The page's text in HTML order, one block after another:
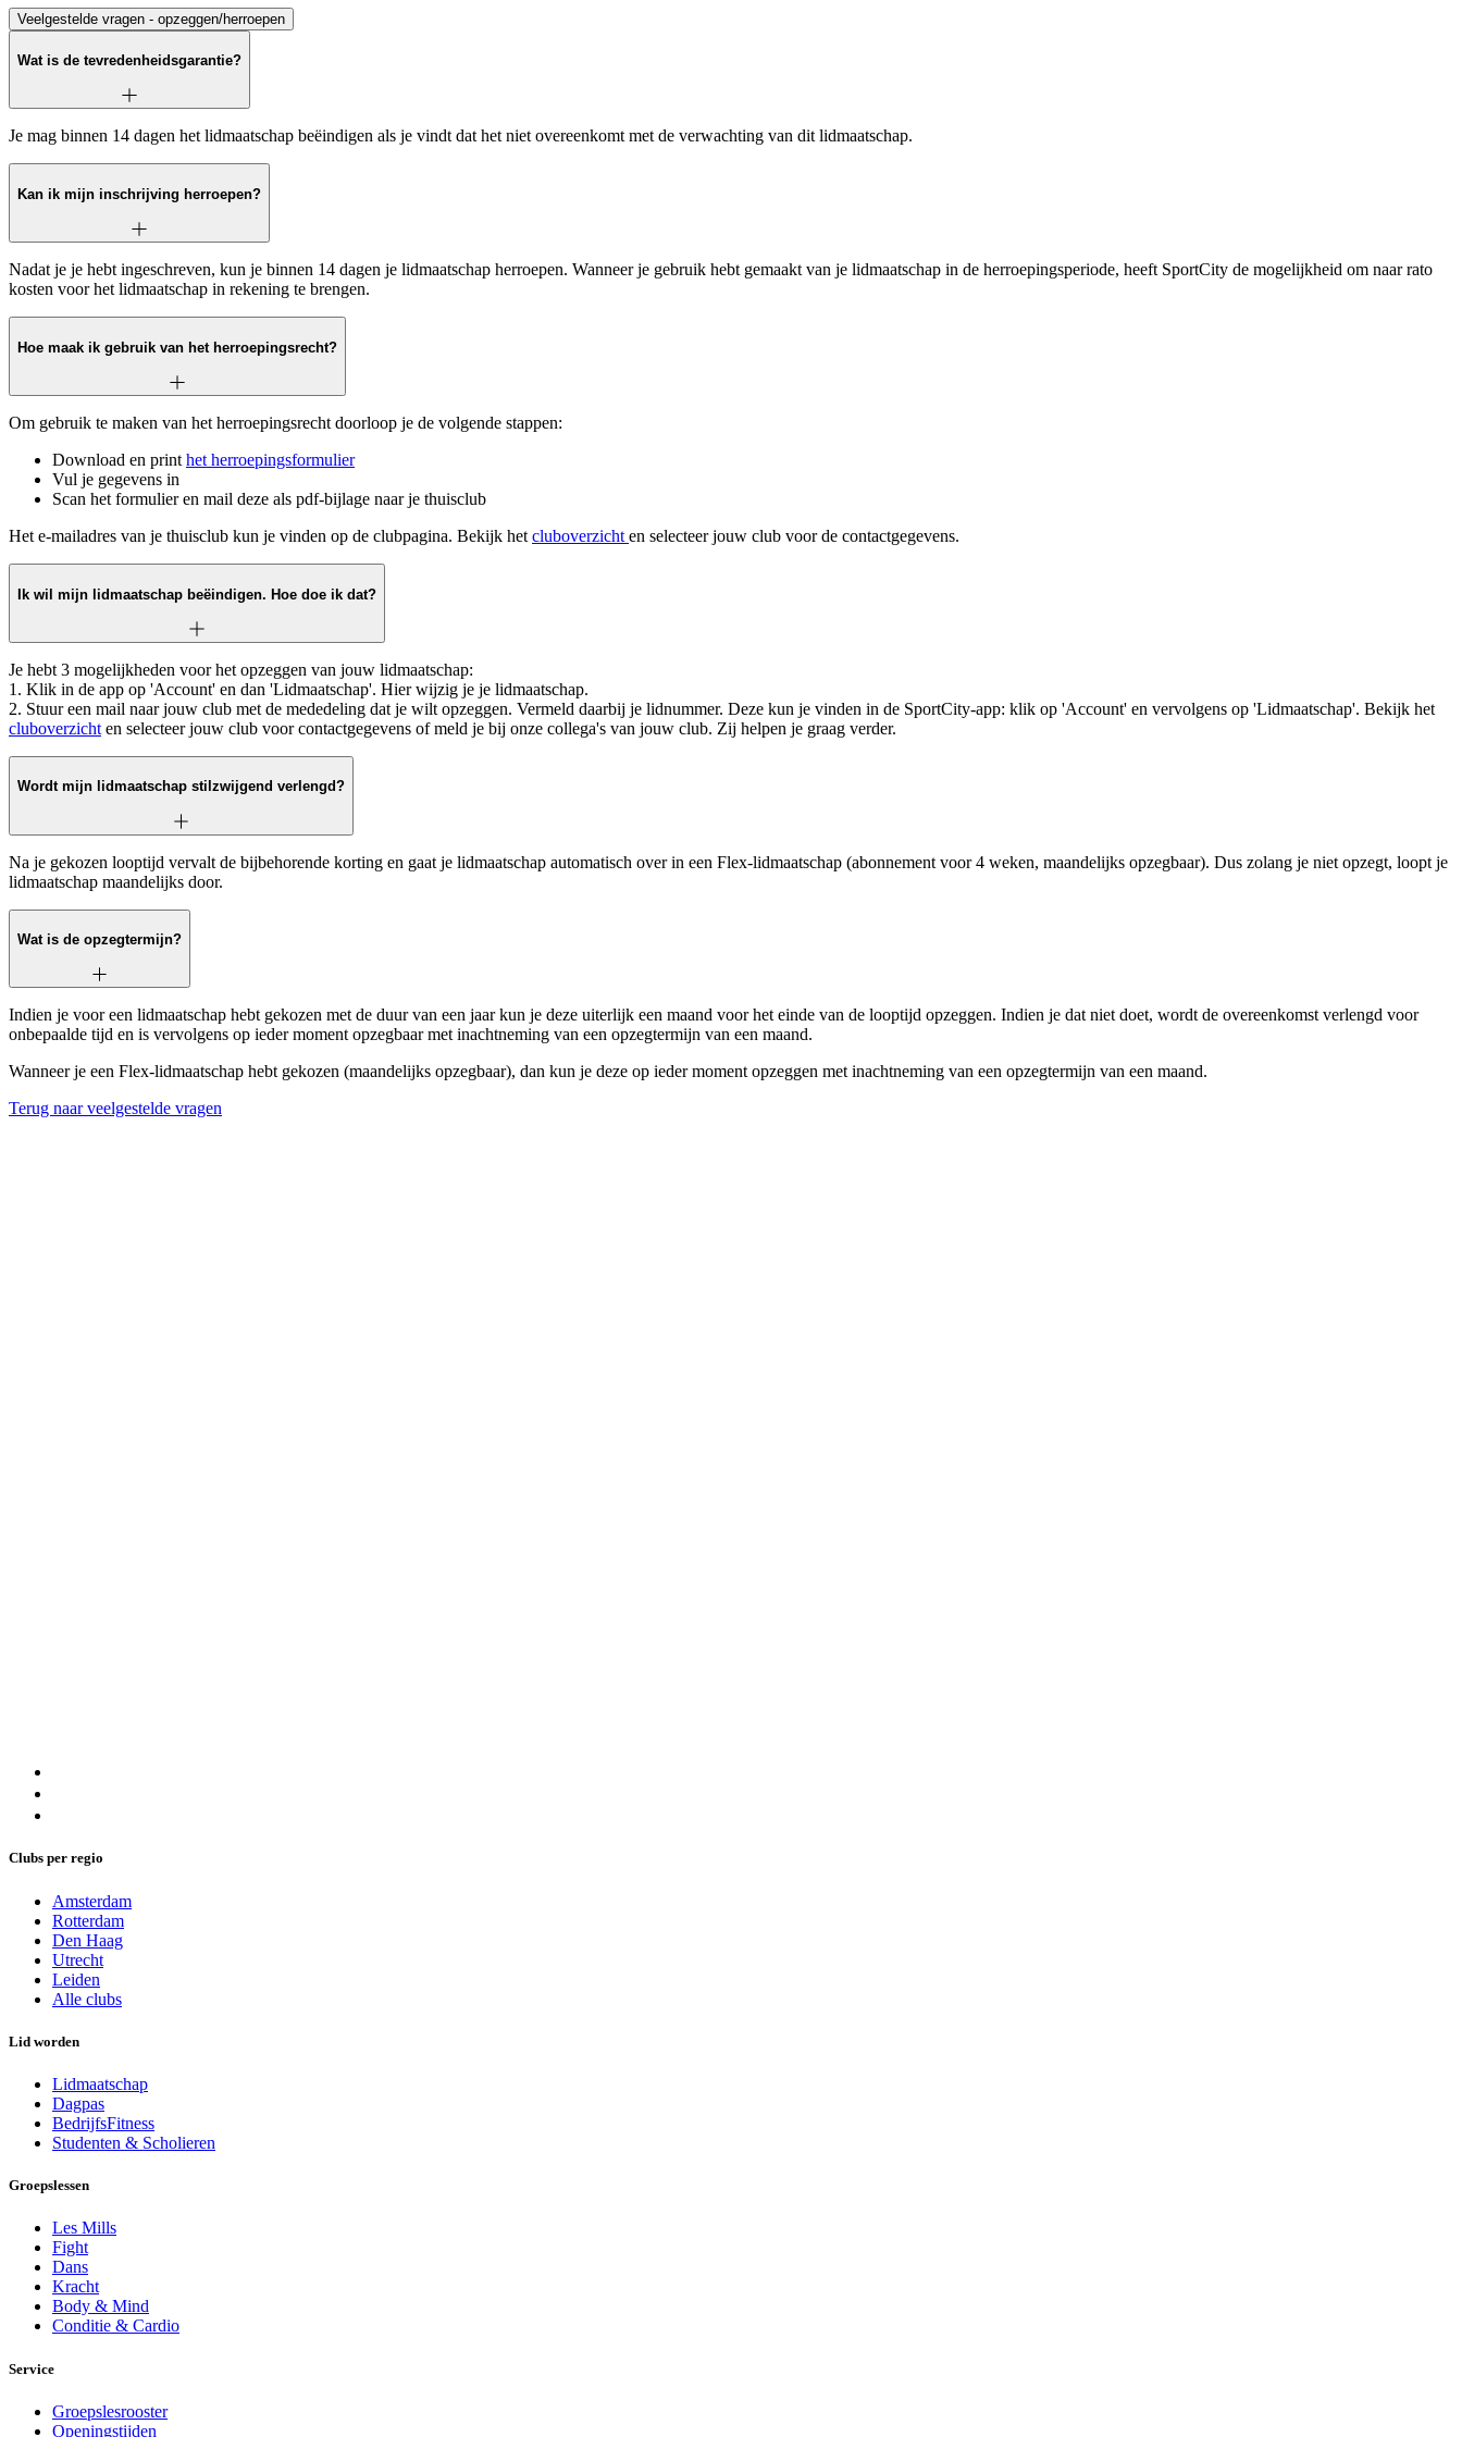
Veelgestelde vragen - opzeggen/herroepen
Wat is de tevredenheidsgarantie?
Je mag binnen 14 dagen het lidmaatschap beëindigen als je vindt dat het niet overeenkomt met de verwachting van dit lidmaatschap.
Kan ik mijn inschrijving herroepen?
Nadat je je hebt ingeschreven, kun je binnen 14 dagen je lidmaatschap herroepen. Wanneer je gebruik hebt gemaakt van je lidmaatschap in de herroepingsperiode, heeft SportCity de mogelijkheid om naar rato
kosten voor het lidmaatschap in rekening te brengen.
Hoe maak ik gebruik van het herroepingsrecht?
Om gebruik te maken van het herroepingsrecht doorloop je de volgende stappen:
Download en print het herroepingsformulier
Vul je gegevens in
Scan het formulier en mail deze als pdf-bijlage naar je thuisclub
Het e-mailadres van je thuisclub kun je vinden op de clubpagina. Bekijk het cluboverzicht en selecteer jouw club voor de contactgegevens.
Ik wil mijn lidmaatschap beëindigen. Hoe doe ik dat?
Je hebt 3 mogelijkheden voor het opzeggen van jouw lidmaatschap:
1. Klik in de app op 'Account' en dan 'Lidmaatschap'. Hier wijzig je je lidmaatschap.
2. Stuur een mail naar jouw club met de mededeling dat je wilt opzeggen. Vermeld daarbij je lidnummer. Deze kun je vinden in de SportCity-app: klik op 'Account' en vervolgens op 'Lidmaatschap'. Bekijk het
cluboverzicht en selecteer jouw club voor contactgegevens of meld je bij onze collega's van jouw club. Zij helpen je graag verder.
Wordt mijn lidmaatschap stilzwijgend verlengd?
Na je gekozen looptijd vervalt de bijbehorende korting en gaat je lidmaatschap automatisch over in een Flex-lidmaatschap (abonnement voor 4 weken, maandelijks opzegbaar). Dus zolang je niet opzegt, loopt je
lidmaatschap maandelijks door.
Wat is de opzegtermijn?
Indien je voor een lidmaatschap hebt gekozen met de duur van een jaar kun je deze uiterlijk een maand voor het einde van de looptijd opzeggen. Indien je dat niet doet, wordt de overeenkomst verlengd voor
onbepaalde tijd en is vervolgens op ieder moment opzegbaar met inachtneming van een opzegtermijn van een maand.
Wanneer je een Flex-lidmaatschap hebt gekozen (maandelijks opzegbaar), dan kun je deze op ieder moment opzeggen met inachtneming van een opzegtermijn van een maand.
Terug naar veelgestelde vragen
Clubs per regio
Amsterdam
Rotterdam
Den Haag
Utrecht
Leiden
Alle clubs
Lid worden
Lidmaatschap
Dagpas
BedrijfsFitness
Studenten & Scholieren
Groepslessen
Les Mills
Fight
Dans
Kracht
Body & Mind
Conditie & Cardio
Service
Groepslesrooster
Openingstijden